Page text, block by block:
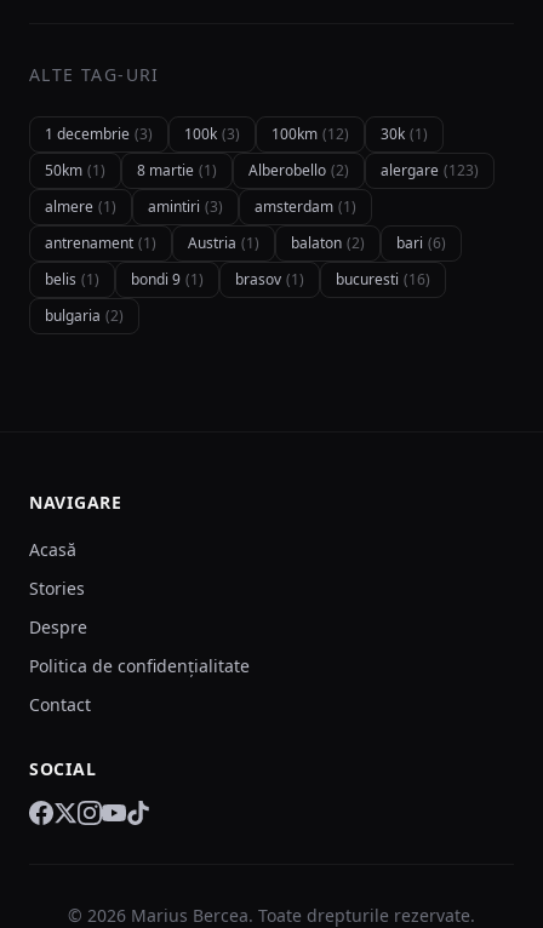
ALTE TAG-URI
1 decembrie (3) 100k (3) 100km (12) 30k (1)
50km (1) 8 martie (1) Alberobello (2) alergare (123)
almere (1) amintiri (3) amsterdam (1)
antrenament (1) Austria (1) balaton (2) bari (6)
belis (1) bondi 9 (1) brasov (1) bucuresti (16)
bulgaria (2)
NAVIGARE
Acasă
Stories
Despre
Politica de confidențialitate
Contact
SOCIAL
© 2026 Marius Bercea. Toate drepturile rezervate.